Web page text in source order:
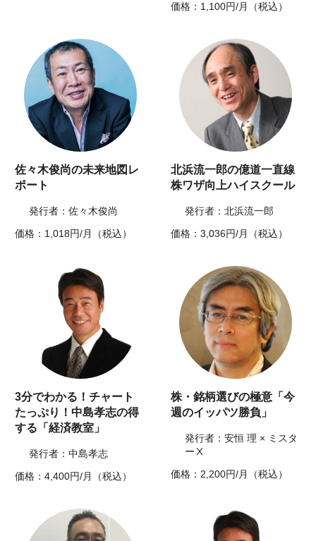
価格：1,100円/月（税込）
佐々木俊尚の未来地図レ
ポート
発行者：佐々木俊尚
価格：1,018円/月（税込）
北浜流一郎の億道一直線
株ワザ向上ハイスクール
発行者：北浜流一郎
価格：3,036円/月（税込）
3分でわかる！チャート
たっぷり！中島孝志の得
する「経済教室」
発行者：中島孝志
価格：4,400円/月（税込）
株・銘柄選びの極意「今
週のイッパツ勝負」
発行者：安恒 理 × ミスタ
ーⅩ
価格：2,200円/月（税込）